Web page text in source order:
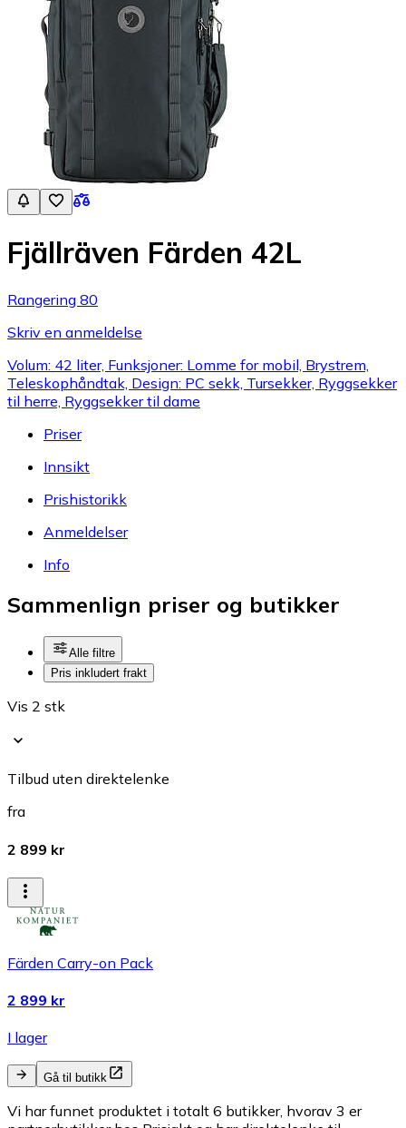
Fjällräven Färden 42L
Rangering 80
Skriv en anmeldelse
Volum: 42 liter, Funksjoner: Lomme for mobil, Brystrem,
Teleskophåndtak, Design: PC sekk, Tursekker, Ryggsekker
til herre, Ryggsekker til dame
Priser
Innsikt
Prishistorikk
Anmeldelser
Info
Sammenlign priser og butikker
Alle filtre
Pris inkludert frakt
Vis 2 stk
Tilbud uten direktelenke
fra
2 899 kr
Färden Carry-on Pack
2 899 kr
I lager
Gå til butikk
Vi har funnet produktet i totalt 6 butikker, hvorav 3 er